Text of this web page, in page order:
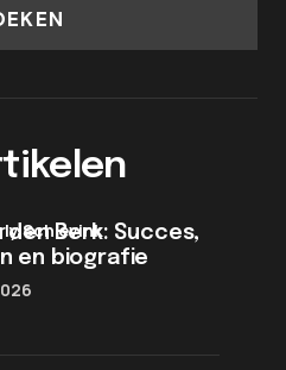
den Berk: Succes,
en biografie
Schievink